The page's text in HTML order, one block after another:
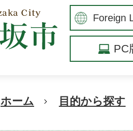
PC
ホーム 目的から探す